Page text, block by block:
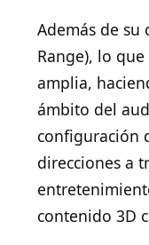
Además de su
Range), lo
amplia,
ámbito del
configuración
direcciones a
contenido 3D